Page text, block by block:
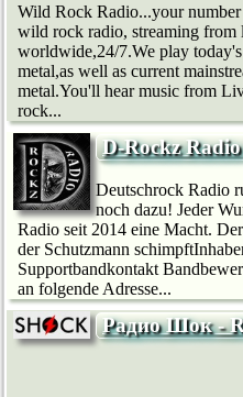
Wild Rock Radio...your
wild rock radio, streaming from
worldwide,24/7.We play
metal,as well as current
metal.You'll hear music from
rock...
D-Rockz Radio
Deutschrock Radio
noch dazu! Jeder
Radio seit 2014 eine Macht.
der Schutzmann
Supportbandkontakt
an folgende Adresse...
Радио Шок -